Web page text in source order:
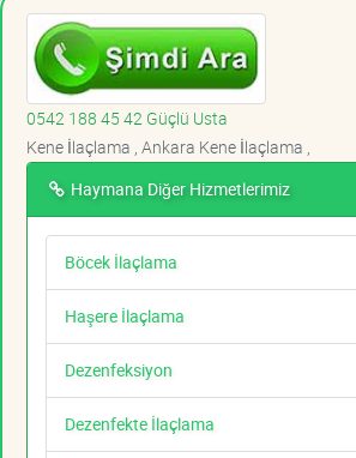
0542 188 45 42 Güçlü Usta
Kene İlaçlama , Ankara Kene İlaçlama ,
Haymana Diğer Hizmetlerimiz
Böcek İlaçlama
Haşere İlaçlama
Dezenfeksiyon
Dezenfekte İlaçlama